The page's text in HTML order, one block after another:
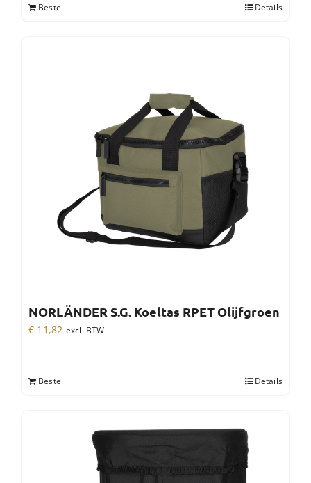
Bestel Details
NORLÄNDER S.G. Koeltas RPET Olijfgroen
€ 11,82 excl. BTW
Bestel Details